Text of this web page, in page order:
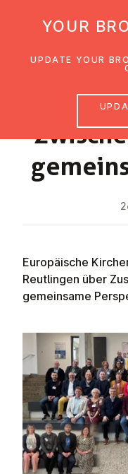
Europäische
Reutlingen über
gemeinsame
YOUR
UPDATE YOUR